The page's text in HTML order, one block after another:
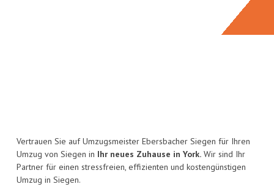
Vertrauen Sie auf Umzugsmeister Ebersbacher Siegen für Ihren
Umzug von Siegen in Ihr neues Zuhause in York. Wir sind Ihr
Partner für einen stressfreien, effizienten und kostengünstigen
Umzug in Siegen.